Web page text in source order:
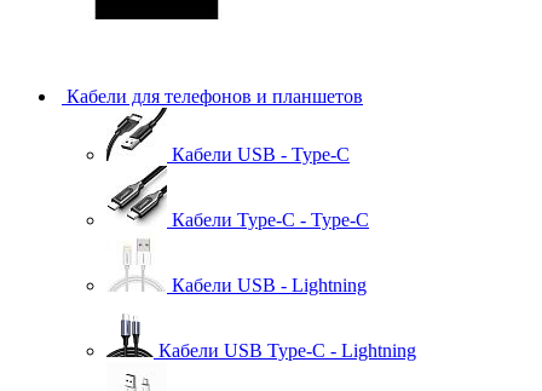
Кабели для телефонов и планшетов
Кабели USB - Type-C
Кабели Type-C - Type-C
Кабели USB - Lightning
Кабели USB Type-C - Lightning